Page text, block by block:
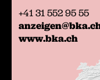
+41 31 552 95 55
www.bka.ch